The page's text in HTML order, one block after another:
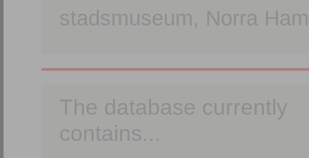
stadsmuseum, Norra
The database currently
contains...